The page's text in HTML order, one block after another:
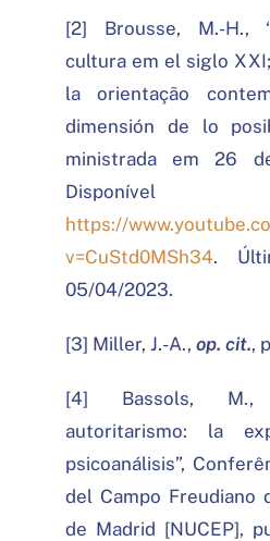
[2] Brousse, M.-H.,
cultura em el siglo
la orientação
dimensión de lo
ministrada em 26
https://
v=CuStd0MSh34.
05/04/2023.
[3] Miller, J.-A., op. cit.,
[4] Bassols, M.,
autoritarismo: la
psicoanálisis”,
del Campo Freudiano
de Madrid [NUCEP],